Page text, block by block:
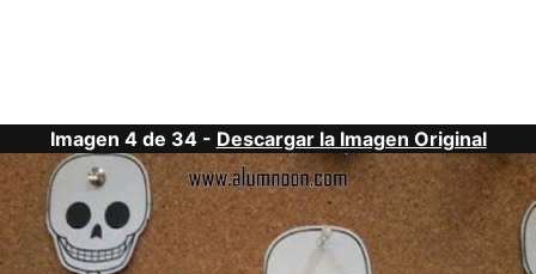
Imagen 4 de 34 - Descargar la Imagen Original